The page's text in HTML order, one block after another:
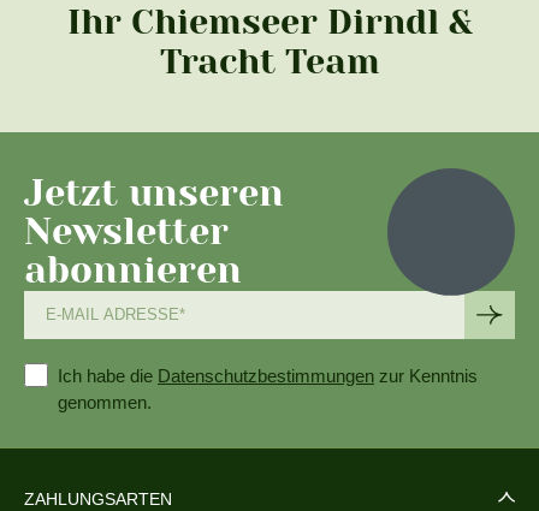
Ihr Chiemseer Dirndl &
Tracht Team
Jetzt unseren
Newsletter
abonnieren
Ich habe die Datenschutzbestimmungen zur Kenntnis
genommen.
ZAHLUNGSARTEN